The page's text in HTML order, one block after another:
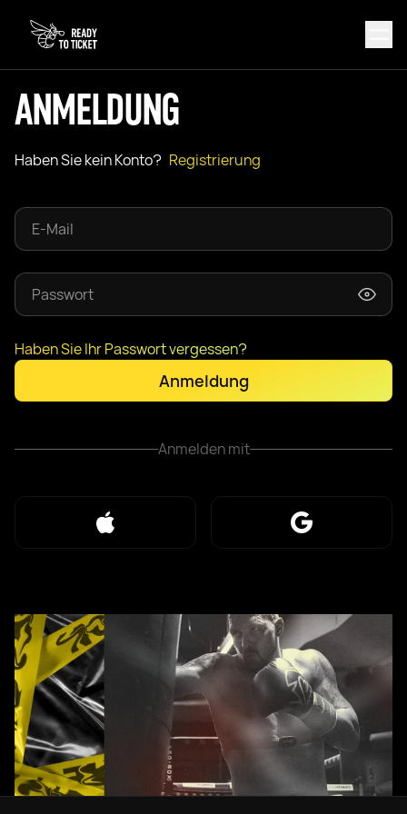
ANMELDUNG
Haben Sie kein Konto? Registrierung
Haben Sie Ihr Passwort vergessen?
Anmeldung
Anmelden mit